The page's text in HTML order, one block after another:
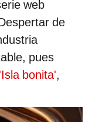
web
de
pues
'Isla bonita',